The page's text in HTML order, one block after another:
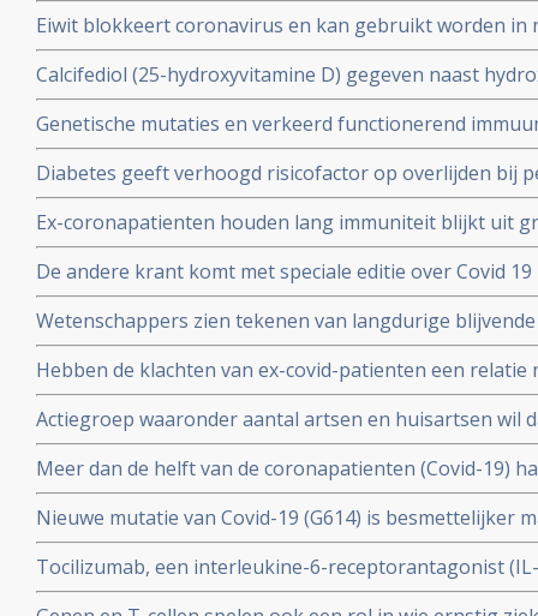
immuunsysteem
Eiwit blokkeert coronavirus en kan gebruikt worden in
mondkapje zou dan niet meer nodig zijn.
Calcifediol (25-hydroxyvitamine D) gegeven naast
in vroeg stadium van een behandeling voor COVID-
het aantal opnames op de intensive care-afdeling en
Genetische mutaties en verkeerd functionerend
interferon type 1 komt voor bij ca 10 tot 15 procent
Diabetes geeft verhoogd risicofactor op overlijden bij
coronavirus - COVID-19, zelfs na correctie voor
en relevante andere aandoeningen - comorbiditeit
Ex-coronapatienten houden lang immuniteit blijkt uit
procent van besmette personen had antistoffen en 44
mensen had antistoffen en immuniteit.
De andere krant komt met speciale editie over Covid
kritische artikelen die zeker ook gelezen zouden
Wetenschappers zien tekenen van langdurige
coronavirus - Covid-19, zelfs na milde infecties. Blijkt
Hebben de klachten van ex-covid-patienten een relatie
vermoeidheidssyndroom? Er zijn wel heel veel
wetenschappers
Actiegroep waaronder aantal artsen en huisartsen wil
mogelijkheid moet krijgen om de huisarts te vragen
standaard aanpak voor covid-19 zoals die nu geldt.
Meer dan de helft van de coronapatienten (Covid-19)
hoest (84%), koorts (80%), spierpijn (63%), koude
hoofdpijn (59%), en kortademigheid (57%)
Nieuwe mutatie van Covid-19 (G614) is besmettelijker
verklaart hoge aantal besmettingen in USA. En
D614 van het Covid-19 virus over zodra deze kruisen.
Tocilizumab, een interleukine-6-receptorantagonist
verbetert overleving, minder mechanische beademing